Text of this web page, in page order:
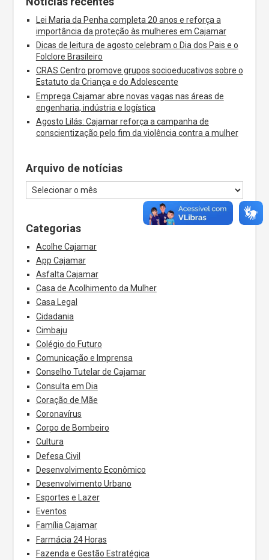
Lei Maria da Penha completa 20 anos e reforça a
importância da proteção às mulheres em Cajamar
Dicas de leitura de agosto celebram o Dia dos Pais e o
Folclore Brasileiro
CRAS Centro promove grupos socioeducativos sobre o
Estatuto da Criança e do Adolescente
Emprega Cajamar abre novas vagas nas áreas de
engenharia, indústria e logística
Agosto Lilás: Cajamar reforça a campanha de
conscientização pelo fim da violência contra a mulher
Arquivo de notícias
Categorias
Acolhe Cajamar
App Cajamar
Asfalta Cajamar
Casa de Acolhimento da Mulher
Casa Legal
Cidadania
Cimbaju
Colégio do Futuro
Comunicação e Imprensa
Conselho Tutelar de Cajamar
Consulta em Dia
Coração de Mãe
Coronavírus
Corpo de Bombeiro
Cultura
Defesa Civil
Desenvolvimento Econômico
Desenvolvimento Urbano
Esportes e Lazer
Eventos
Família Cajamar
Farmácia 24 Horas
Fazenda e Gestão Estratégica